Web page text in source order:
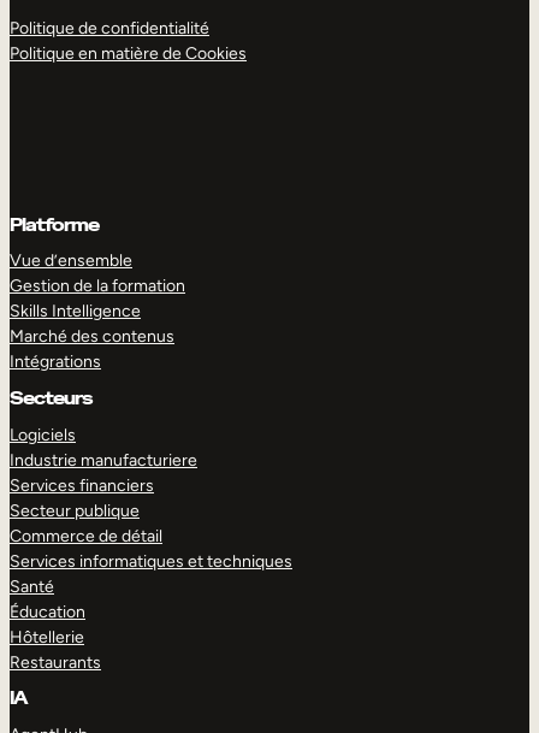
Politique de confidentialité
Politique en matière de Cookies
Platforme
Vue d’ensemble
Gestion de la formation
Skills Intelligence
Marché des contenus
Intégrations
Secteurs
Logiciels
Industrie manufacturiere
Services financiers
Secteur publique
Commerce de détail
Services informatiques et techniques
Santé
Éducation
Hôtellerie
Restaurants
IA